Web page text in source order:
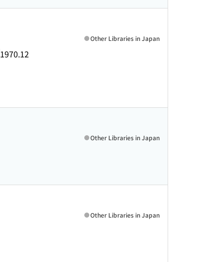
1970.12
Other Libraries in Japan
Other Libraries in Japan
Other Libraries in Japan